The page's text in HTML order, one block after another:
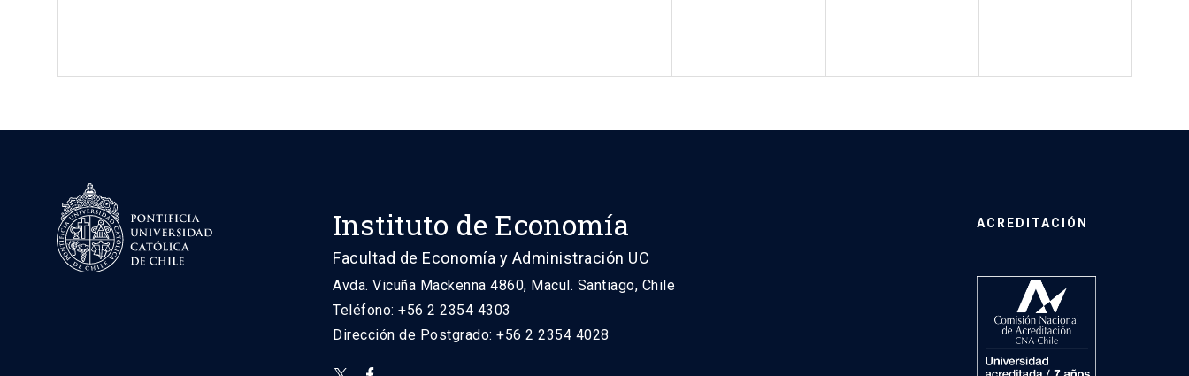
Instituto de Economía
Facultad de Economía y Administración UC
Avda. Vicuña Mackenna 4860, Macul. Santiago, Chile
Teléfono: +56 2 2354 4303
Dirección de Postgrado: +56 2 2354 4028
ACREDITACIÓN